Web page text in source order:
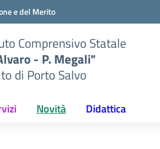
e del Merito
Comprensivo Statale
- P. Megali"
di Porto Salvo
Novità Didattica